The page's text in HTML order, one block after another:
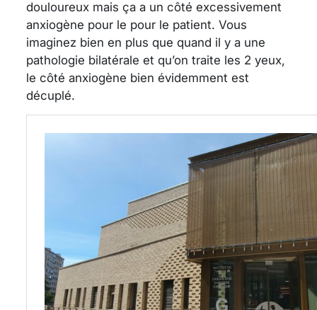
douloureux mais ça a un côté excessivement
anxiogène pour le pour le patient. Vous
imaginez bien en plus que quand il y a une
pathologie bilatérale et qu’on traite les 2 yeux,
le côté anxiogène bien évidemment est
décuplé.